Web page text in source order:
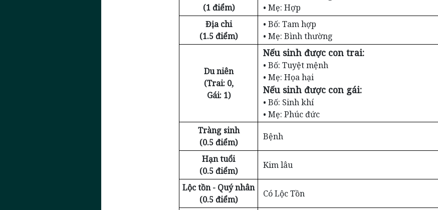
(1 điểm)
• Mẹ: Hợp
Địa chi
(1.5 điểm)
• Bố: Tam hợp
• Mẹ: Bình thường
Du niên
(Trai: 0,
Gái: 1)
Nếu sinh được con trai:
• Bố: Tuyệt mệnh
• Mẹ: Họa hại
Nếu sinh được con gái:
• Bố: Sinh khí
• Mẹ: Phúc đức
Tràng sinh
(0.5 điểm)
Bệnh
Hạn tuổi
(0.5 điểm)
Kim lâu
Lộc tồn - Quý nhân
(0.5 điểm)
Có Lộc Tồn